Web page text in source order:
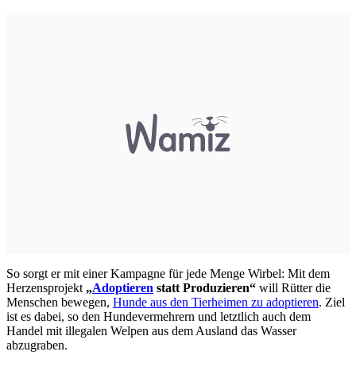
So sorgt er mit einer Kampagne für jede Menge Wirbel: Mit dem
Herzensprojekt „Adoptieren statt Produzieren“ will Rütter die
Menschen bewegen, Hunde aus den Tierheimen zu adoptieren. Ziel
ist es dabei, so den Hundevermehrern und letztlich auch dem
Handel mit illegalen Welpen aus dem Ausland das Wasser
abzugraben.